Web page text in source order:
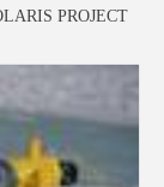
PROJECT